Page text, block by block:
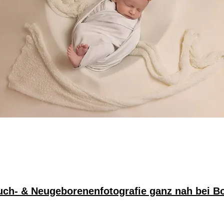
& Neugeborenenfotografie ganz nah bei